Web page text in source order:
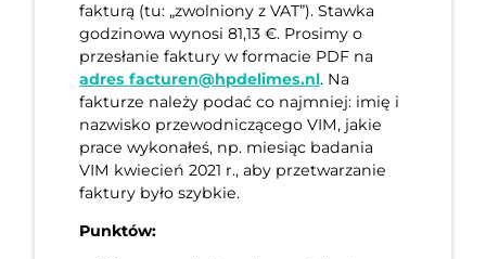
fakturą (tu: „zwolniony z VAT”). Stawka
godzinowa wynosi 81,13 €. Prosimy o
przesłanie faktury w formacie PDF na
adres facturen@hpdelimes.nl. Na
fakturze należy podać co najmniej: imię i
nazwisko przewodniczącego VIM, jakie
prace wykonałeś, np. miesiąc badania
VIM kwiecień 2021 r., aby przetwarzanie
faktury było szybkie.
Punktów: